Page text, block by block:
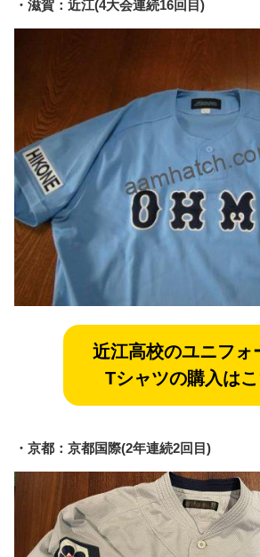
・滋賀：近江(4大会連続16回目)
近江高校のユニフォ
Tシャツの購入は
・京都：京都国際(2年連続2回目)